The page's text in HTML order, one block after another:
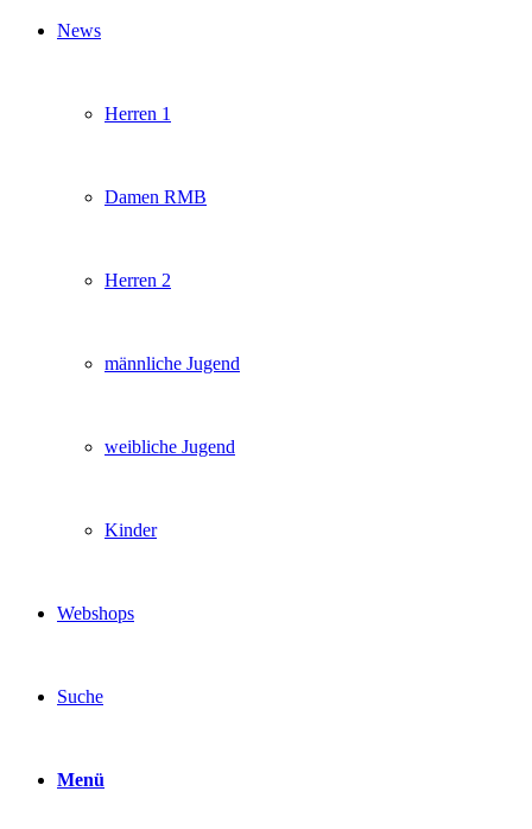
News
Herren 1
Damen RMB
Herren 2
männliche Jugend
weibliche Jugend
Kinder
Webshops
Suche
Menü